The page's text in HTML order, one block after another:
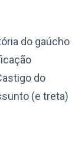
do gaúcho
do
(e treta)